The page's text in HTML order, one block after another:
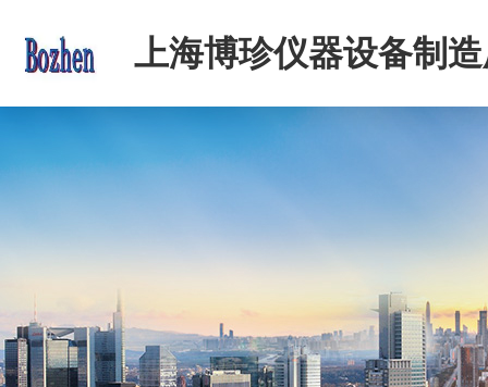
上海博珍仪器设备制